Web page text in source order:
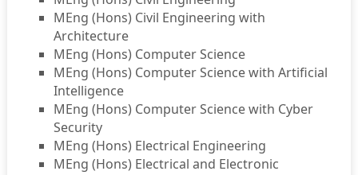
MEng (Hons) Civil Engineering with
Architecture
MEng (Hons) Computer Science
MEng (Hons) Computer Science with Artificial
Intelligence
MEng (Hons) Computer Science with Cyber
Security
MEng (Hons) Electrical Engineering
MEng (Hons) Electrical and Electronic